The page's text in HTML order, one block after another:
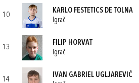
10
KARLO FESTETICS DE TOLNA
Igrač
13
FILIP HORVAT
Igrač
14
IVAN GABRIEL UGLJAREVIĆ